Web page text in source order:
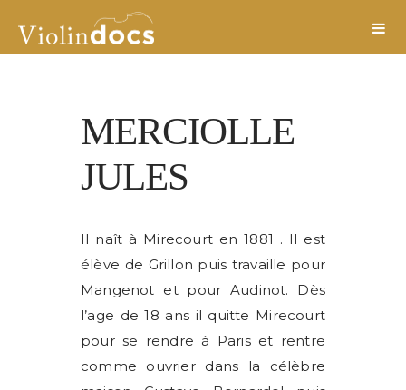
MERCIOLLE
JULES
Il naît à Mirecourt en 1881 . Il est
élève de Grillon puis travaille pour
Mangenot et pour Audinot. Dès
l’age de 18 ans il quitte Mirecourt
pour se rendre à Paris et rentre
comme ouvrier dans la célèbre